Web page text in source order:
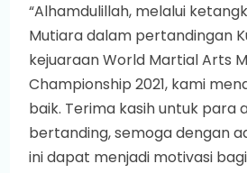
“Alhamdulillah, melalui
Mutiara dalam pertandingan
kejuaraan World Martial Arts
Championship 2021, kami
baik. Terima kasih untuk para
bertanding, semoga dengan
ini dapat menjadi motivasi